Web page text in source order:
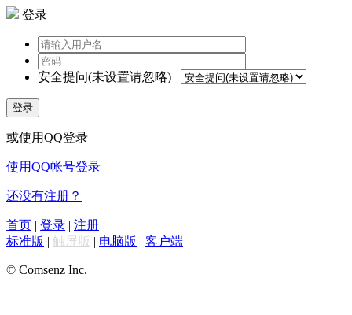
登录
安全提问(未设置请忽略)
登录
或使用QQ登录
使用QQ帐号登录
还没有注册？
首页 | 登录 | 注册
标准版 | 触屏版 | 电脑版 | 客户端
© Comsenz Inc.